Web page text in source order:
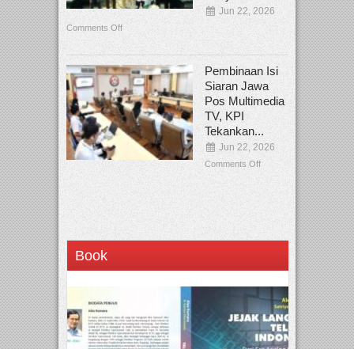
Jun 22, 2026
Comments Off
Pembinaan Isi
Siaran Jawa
Pos Multimedia
TV, KPI
Tekankan...
Jun 22, 2026
Comments Off
Book